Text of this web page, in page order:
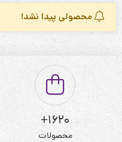
محصولی پیدا نشد!
1620+
محصولات